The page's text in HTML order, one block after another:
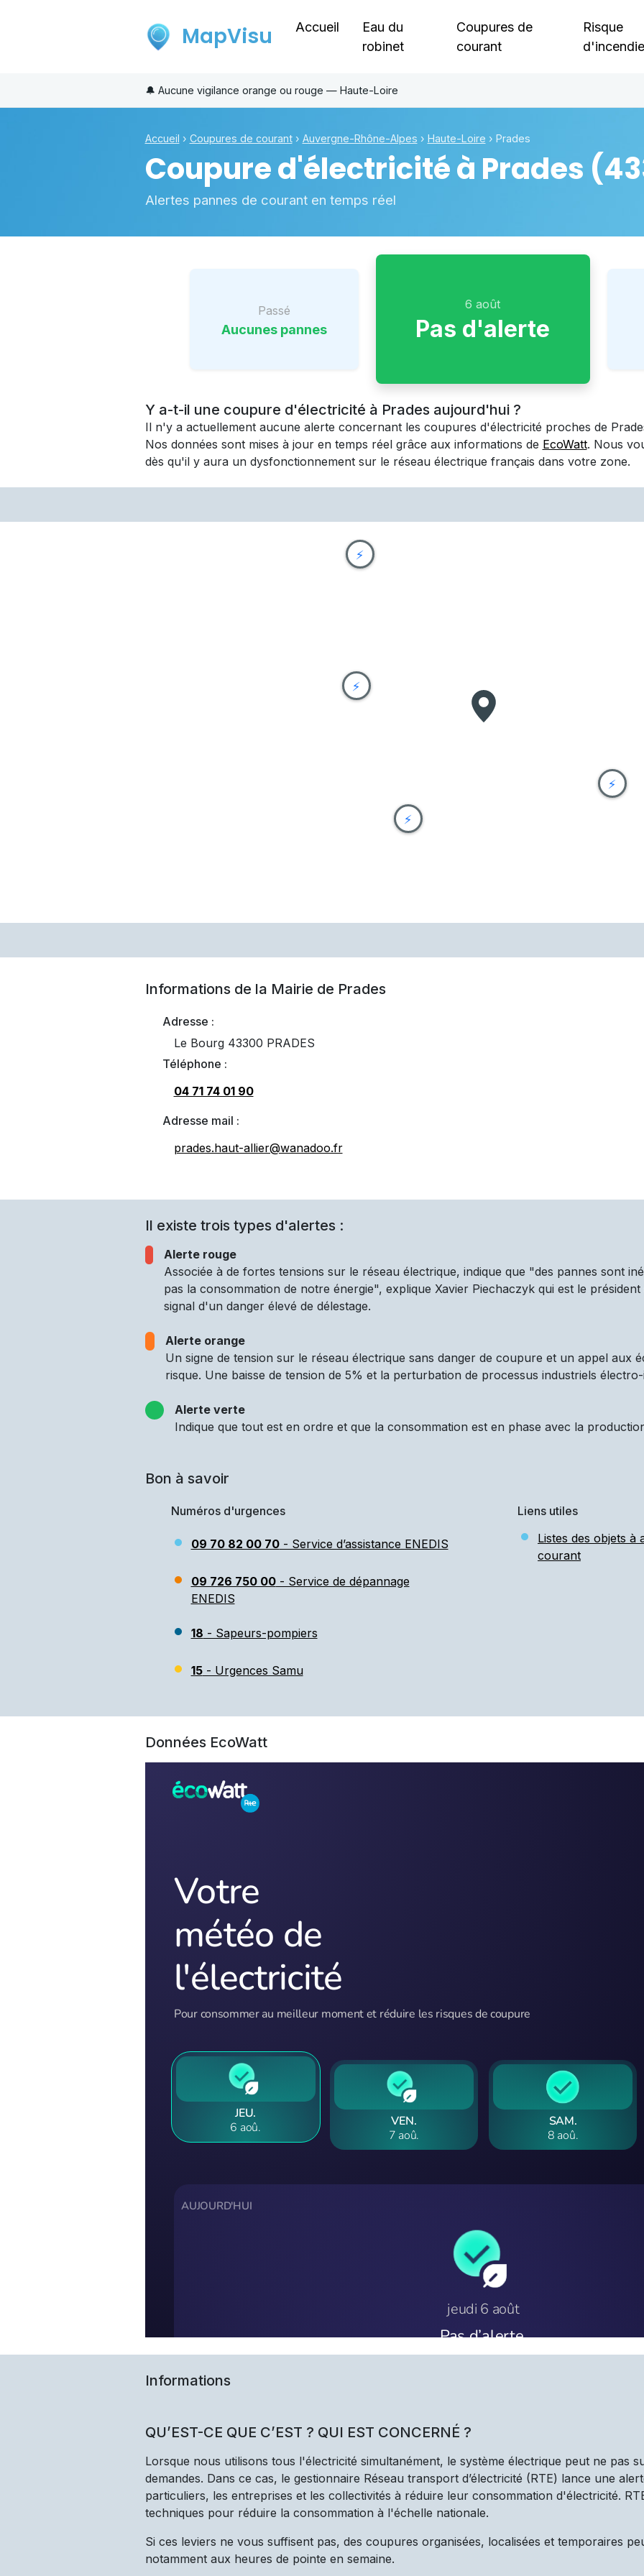
MapVisu Accueil
Eau du
robinet
Coupures de
courant
Risque
d'incendie
🔔 Aucune vigilance orange ou rouge — Haute-Loire
Accueil › Coupures de courant› Auvergne-Rhône-Alpes › Haute-Loire › Prades
Coupure d'électricité à Prades
Alertes pannes de courant en temps réel
Passé
Aucunes pannes
6 août
Pas d'alerte
Y a-t-il une coupure d'électricité à Prades aujourd'hui ?
Il n'y a actuellement aucune alerte concernant les coupures d'électricité proches de
Nos données sont mises à jour en temps réel grâce aux informations de EcoWatt. Nous
dès qu'il y aura un dysfonctionnement sur le réseau électrique français dans votre zone.
⚡
⚡
⚡
⚡
Informations de la Mairie de Prades
Adresse :
Le Bourg 43300 PRADES
Téléphone :
04 71 74 01 90
Adresse mail :
prades.haut-allier@wanadoo.fr
Il existe trois types d'alertes :
Alerte rouge
Associée à de fortes tensions sur le réseau électrique, indique que "des pannes sont
pas la consommation de notre énergie", explique Xavier Piechaczyk qui est le
signal d'un danger élevé de délestage.
Alerte orange
Un signe de tension sur le réseau électrique sans danger de coupure et un appel aux
risque. Une baisse de tension de 5% et la perturbation de processus industriels
Alerte verte
Indique que tout est en ordre et que la consommation est en phase avec la
Bon à savoir
Numéros d'urgences
09 70 82 00 70- Service d’assistance ENEDIS
09 726 750 00- Service de dépannage
ENEDIS
18 - Sapeurs-pompiers
15- Urgences Samu
Liens utiles
Listes des objets à
courant
Données EcoWatt
Informations
QU’EST-CE QUE C’EST ? QUI EST CONCERNÉ ?
Lorsque nous utilisons tous l'électricité simultanément, le système électrique peut ne pas
demandes. Dans ce cas, le gestionnaire Réseau transport d’électricité (RTE) lance une
particuliers, les entreprises et les collectivités à réduire leur consommation d'électricité.
techniques pour réduire la consommation à l'échelle nationale.
Si ces leviers ne vous suffisent pas, des coupures organisées, localisées et temporaires
notamment aux heures de pointe en semaine.